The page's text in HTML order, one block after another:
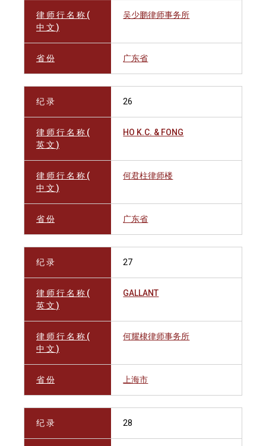
律 师 行 名 称 (
中 文 )
吴少鹏律师事务所
省 份 广东省
纪 录 26
律 师 行 名 称 (
英 文 )
HO K.C. & FONG
律 师 行 名 称 (
中 文 )
何君柱律师楼
省 份 广东省
纪 录 27
律 师 行 名 称 (
英 文 )
GALLANT
律 师 行 名 称 (
中 文 )
何耀棣律师事务所
省 份 上海市
纪 录 28